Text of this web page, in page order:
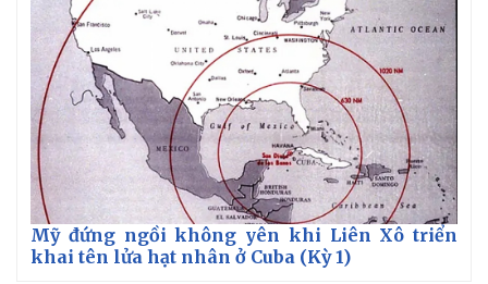
Kinh tế
Bất động sản
Khởi nghiệp
Thị trường
Giá vàng
Tiêu dùng
Tỷ giá
Chứng khoán
Giá cà phê
Mỹ đứng ngồi không yên khi Liên Xô triển
khai tên lửa hạt nhân ở Cuba (Kỳ 1)